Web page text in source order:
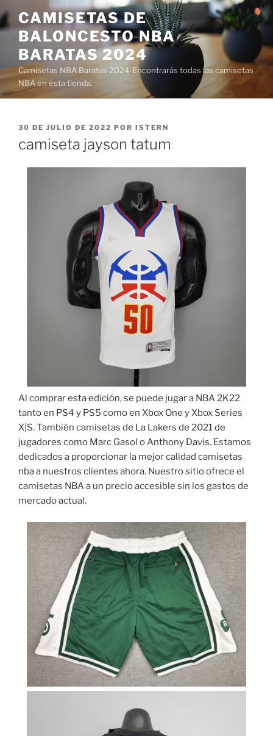
al
contenido
CAMISETAS DE
BALONCESTO NBA
BARATAS 2024
Camisetas NBA Baratas 2024-Encontrarás todas las camisetas
NBA en esta tienda.
PUBLICADO
30 DE JULIO DE 2022 POR ISTERN
camiseta jayson tatum
Al comprar esta edición, se puede jugar a NBA 2K22
tanto en PS4 y PS5 como en Xbox One y Xbox Series
X|S. También camisetas de La Lakers de 2021 de
jugadores como Marc Gasol o Anthony Davis. Estamos
dedicados a proporcionar la mejor calidad camisetas
nba a nuestros clientes ahora. Nuestro sitio ofrece el
camisetas NBA a un precio accesible sin los gastos de
mercado actual.